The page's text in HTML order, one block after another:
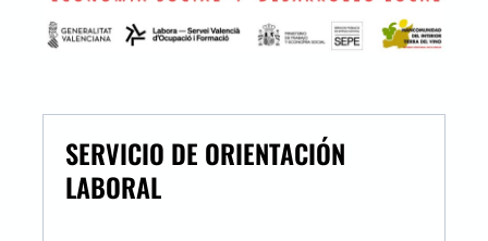
SERVICIO DE ORIENTACIÓN
LABORAL